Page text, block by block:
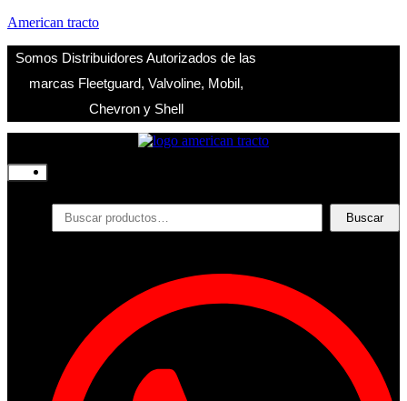
American tracto
Somos Distribuidores Autorizados de las
marcas Fleetguard, Valvoline, Mobil,
Chevron y Shell
Productos
Filtros
Contacto
Acceder
Iniciar Sesion
Registro
Restablecer la contraseña
Buscar